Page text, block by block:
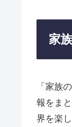
家
「家族
報をま
界を楽